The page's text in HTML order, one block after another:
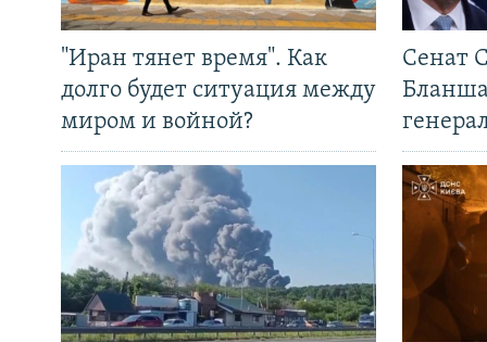
"Иран тянет время". Как
долго будет ситуация между
миром и войной?
Сенат